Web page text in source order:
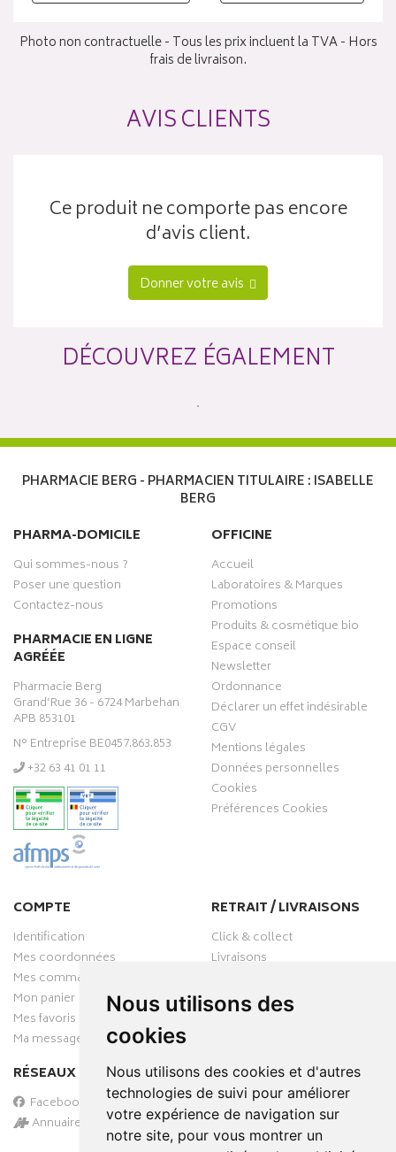
Nous utilisons des
cookies
Nous utilisons des cookies et d'autres
technologies de suivi pour améliorer
votre expérience de navigation sur
notre site, pour vous montrer un
Photo non contractuelle - Tous les prix incluent la TVA - Hors
frais de livraison.
AVIS CLIENTS
Ce produit ne comporte pas encore
d’avis client.
Donner votre avis
DÉCOUVREZ ÉGALEMENT
PHARMACIE BERG - PHARMACIEN TITULAIRE : ISABELLE
BERG
PHARMA-DOMICILE
Qui sommes-nous ?
Poser une question
Contactez-nous
PHARMACIE EN LIGNE
AGRÉÉE
Pharmacie Berg
Grand’Rue 36 - 6724 Marbehan
APB 853101
N° Entreprise BE0457.863.853
‭+32 63 41 01 11‬
OFFICINE
Accueil
Laboratoires & Marques
Promotions
Produits & cosmétique bio
Espace conseil
Newsletter
Ordonnance
Déclarer un effet indésirable
CGV
Mentions légales
Données personnelles
Cookies
Préférences Cookies
COMPTE
Identification
Mes coordonnées
Mes commandes
Mon panier
Mes favoris
Ma messagerie
RÉSEAUX SOCIAUX
Facebook
Annuaire des pharmacies
RETRAIT / LIVRAISONS
Click & collect
Livraisons
PAIEMENT SÉCURISÉ